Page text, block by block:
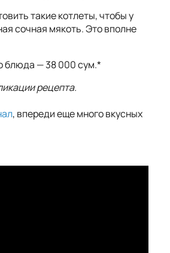
такие котлеты, чтобы у
сочная мякоть. Это вполне
блюда — 38 000 сум.*
рецепта.
, впереди еще много вкусных